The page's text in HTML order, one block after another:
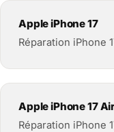
Apple iPhone 17
Réparation iPhone
Apple iPhone 17
Réparation iPhone